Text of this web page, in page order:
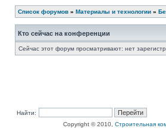
Список форумов » Материалы и технологии »
Кто сейчас на конференции
Сейчас этот форум просматривают: нет
Найти:
Copyright © 2010, Строительная